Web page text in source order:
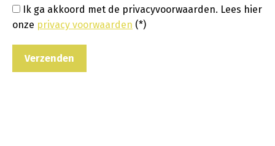
Ik ga akkoord met de privacyvoorwaarden. Lees hier
onze privacy voorwaarden (*)